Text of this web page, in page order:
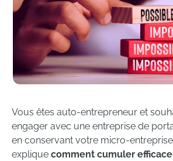
Vous êtes auto-entrepreneur et
engager avec une entreprise de
en conservant votre micro-
explique comment cumuler